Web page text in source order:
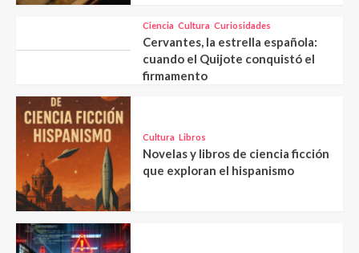
Ciencia Cultura Curiosidades
Cervantes, la estrella española:
cuando el Quijote conquistó el
firmamento
Cultura Libros
Novelas y libros de ciencia ficción
que exploran el hispanismo